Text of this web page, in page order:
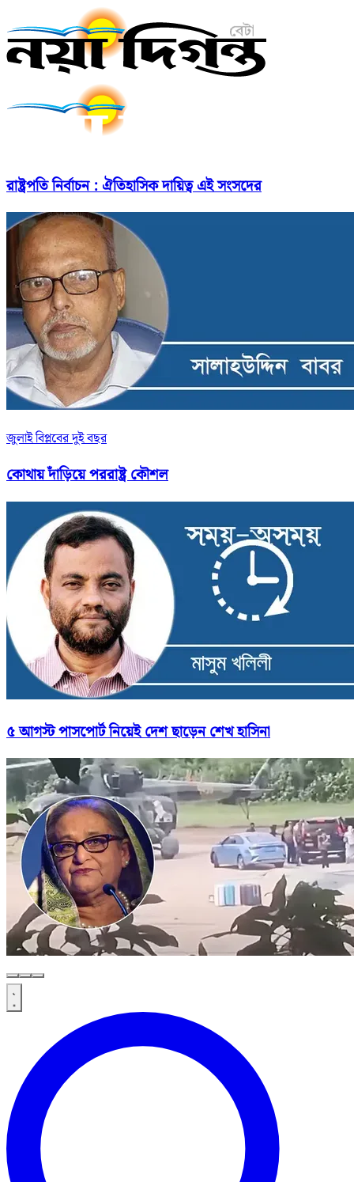
রাষ্ট্রপতি নির্বাচন : ঐতিহাসিক দায়িত্ব এই সংসদের
জুলাই বিপ্লবের দুই বছর
কোথায় দাঁড়িয়ে পররাষ্ট্র কৌশল
৫ আগস্ট পাসপোর্ট নিয়েই দেশ ছাড়েন শেখ হাসিনা